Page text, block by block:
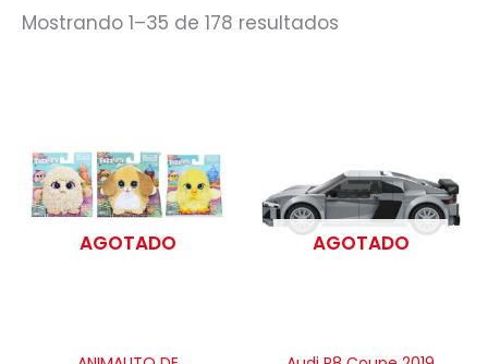
Mostrando 1–35 de 178 resultados
AGOTADO AGOTADO